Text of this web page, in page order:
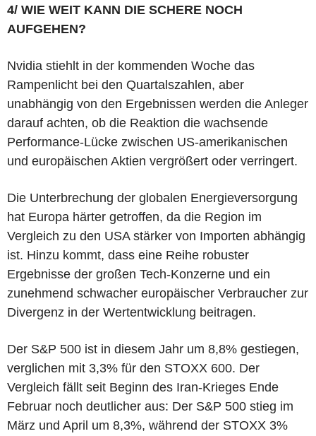
4/ WIE WEIT KANN DIE SCHERE NOCH
AUFGEHEN?
Nvidia stiehlt in der kommenden Woche das
Rampenlicht bei den Quartalszahlen, aber
unabhängig von den Ergebnissen werden die Anleger
darauf achten, ob die Reaktion die wachsende
Performance-Lücke zwischen US-amerikanischen
und europäischen Aktien vergrößert oder verringert.
Die Unterbrechung der globalen Energieversorgung
hat Europa härter getroffen, da die Region im
Vergleich zu den USA stärker von Importen abhängig
ist. Hinzu kommt, dass eine Reihe robuster
Ergebnisse der großen Tech-Konzerne und ein
zunehmend schwacher europäischer Verbraucher zur
Divergenz in der Wertentwicklung beitragen.
Der S&P 500 ist in diesem Jahr um 8,8% gestiegen,
verglichen mit 3,3% für den STOXX 600. Der
Vergleich fällt seit Beginn des Iran-Krieges Ende
Februar noch deutlicher aus: Der S&P 500 stieg im
März und April um 8,3%, während der STOXX 3%